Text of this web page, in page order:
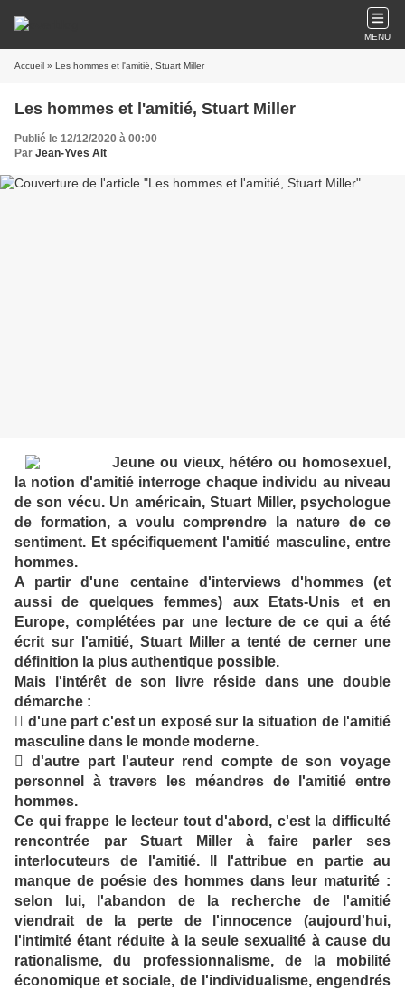
MENU
Accueil » Les hommes et l'amitié, Stuart Miller
Les hommes et l'amitié, Stuart Miller
Publié le 12/12/2020 à 00:00
Par Jean-Yves Alt
Jeune ou vieux, hétéro ou homosexuel,
la notion d'amitié interroge chaque individu au niveau
de son vécu. Un américain, Stuart Miller, psychologue
de formation, a voulu comprendre la nature de ce
sentiment. Et spécifiquement l'amitié masculine, entre
hommes.
A partir d'une centaine d'interviews d'hommes (et
aussi de quelques femmes) aux Etats-Unis et en
Europe, complétées par une lecture de ce qui a été
écrit sur l'amitié, Stuart Miller a tenté de cerner une
définition la plus authentique possible.
Mais l'intérêt de son livre réside dans une double
démarche :
 d'une part c'est un exposé sur la situation de l'amitié
masculine dans le monde moderne.
 d'autre part l'auteur rend compte de son voyage
personnel à travers les méandres de l'amitié entre
hommes.
Ce qui frappe le lecteur tout d'abord, c'est la difficulté
rencontrée par Stuart Miller à faire parler ses
interlocuteurs de l'amitié. Il l'attribue en partie au
manque de poésie des hommes dans leur maturité :
selon lui, l'abandon de la recherche de l'amitié
viendrait de la perte de l'innocence (aujourd'hui,
l'intimité étant réduite à la seule sexualité à cause du
rationalisme, du professionnalisme, de la mobilité
économique et sociale, de l'individualisme, engendrés